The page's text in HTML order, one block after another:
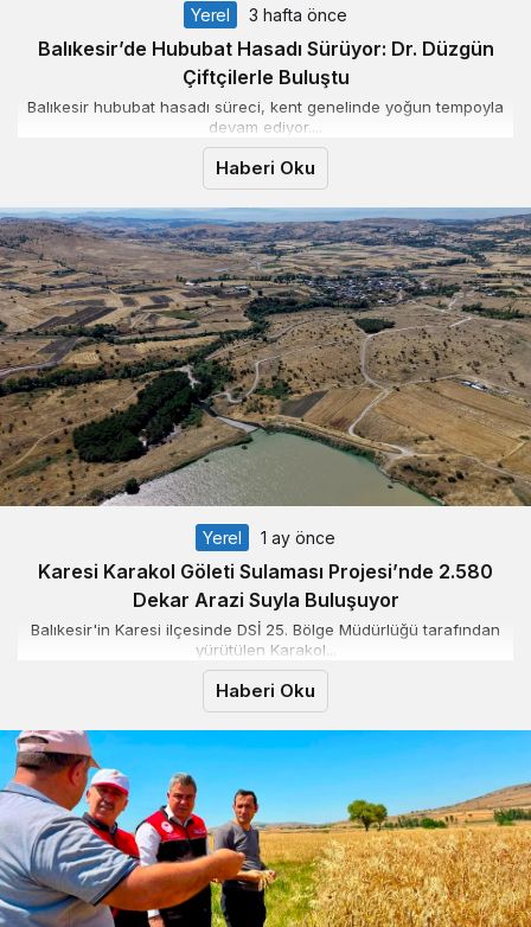
Yerel 3 hafta önce
Balıkesir’de Hububat Hasadı Sürüyor: Dr. Düzgün
Çiftçilerle Buluştu
Balıkesir hububat hasadı süreci, kent genelinde yoğun tempoyla
devam ediyor....
Haberi Oku
Yerel 1 ay önce
Karesi Karakol Göleti Sulaması Projesi’nde 2.580
Dekar Arazi Suyla Buluşuyor
Balıkesir'in Karesi ilçesinde DSİ 25. Bölge Müdürlüğü tarafından
yürütülen Karakol...
Haberi Oku